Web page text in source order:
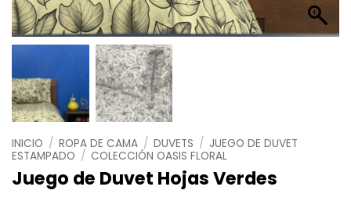
INICIO / ROPA DE CAMA / DUVETS / JUEGO DE DUVET
ESTAMPADO / COLECCIÓN OASIS FLORAL
Juego de Duvet Hojas Verdes